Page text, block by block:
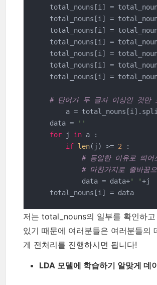
total_nouns[i] =
total_nouns[i] =
total_nouns[i] =
total_nouns[i] =
total_nouns[i] =
total_nouns[i] =
total_nouns[i] =
# 단어가 두 글자 이상인 것만
a =
    data =
''
for j in a :
if len(j) >= 2 :
# 동일한 이유로 띄어
# 마찬가지로 줄바꿈
            data = data+
' '+j
    total_nouns[i] = data
저는 total_nouns의 일부를 확인하
있기 때문에 여러분들은 여러분들의
게 전처리를 진행하시면 됩니다!
LDA 모델에 학습하기 알맞게 데